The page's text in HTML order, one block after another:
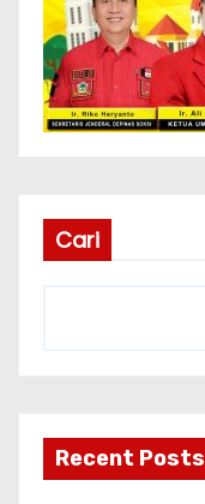
Cari
Recent Posts